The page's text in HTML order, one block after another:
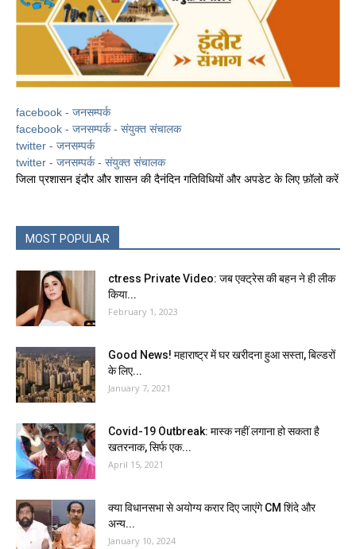
facebook - जनसम्पर्क
facebook - जनसम्पर्क - संयुक्त संचालक
twitter - जनसम्पर्क
twitter - जनसम्पर्क - संयुक्त संचालक
जिला प्रशासन इंदौर और शासन की दैनंदिन गतिविधियों और अपडेट के लिए फ़ॉलो करें
MOST POPULAR
ctress Private Video: जब एक्ट्रेस की बहन ने ही लीक
किया...
February 1, 2023
Good News! महाराष्ट्र में घर खरीदना हुआ सस्ता, बिल्डरों
के लिए...
January 7, 2021
Covid-19 Outbreak: मास्क नहीं लगाना हो सकता है
खतरनाक, सिर्फ एक...
April 15, 2021
क्या विधानसभा से अयोग्य करार दिए जाएंगे CM शिंदे और
अन्य...
January 10, 2024